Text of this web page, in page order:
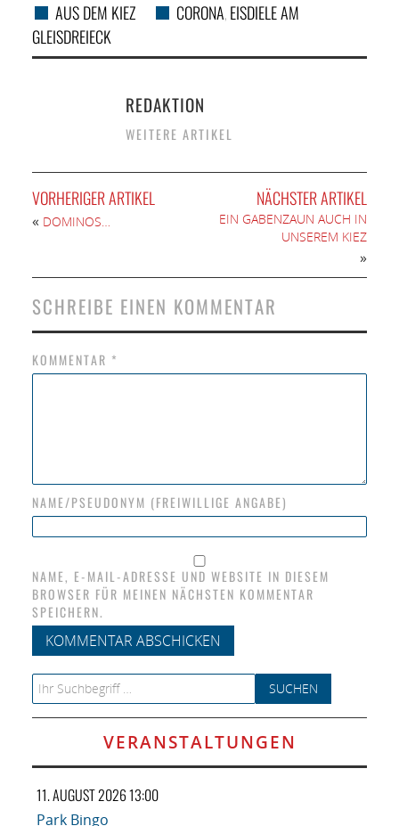
AUS DEM KIEZ CORONA, EISDIELE AM
GLEISDREIECK
REDAKTION
WEITERE ARTIKEL
VORHERIGER ARTIKEL
« DOMINOS…
NÄCHSTER ARTIKEL
EIN GABENZAUN AUCH IN
UNSEREM KIEZ
»
SCHREIBE EINEN KOMMENTAR
KOMMENTAR *
NAME/PSEUDONYM (FREIWILLIGE ANGABE)
NAME, E-MAIL-ADRESSE UND WEBSITE IN DIESEM
BROWSER FÜR MEINEN NÄCHSTEN KOMMENTAR
SPEICHERN.
Search for:
VERANSTALTUNGEN
11. AUGUST 2026 13:00
Park Bingo